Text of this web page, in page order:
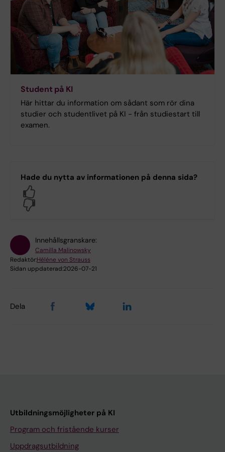
Student på KI
Här hittar du information om sådant som rör dina
studier och studentlivet på KI - från studiestart till
examen.
Hade du nytta av informationen på denna sida?
Innehållsgranskare:
Camilla Malinowsky
Redaktör:Héléne von Strauss
Sidan uppdaterad:2026-07-21
Dela
Utbildningsmöjligheter på KI
Program och fristående kurser
Uppdragsutbildning